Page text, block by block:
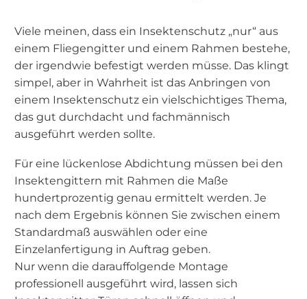
Viele meinen, dass ein Insektenschutz „nur“ aus
einem Fliegengitter und einem Rahmen bestehe,
der irgendwie befestigt werden müsse. Das klingt
simpel, aber in Wahrheit ist das Anbringen von
einem Insektenschutz ein vielschichtiges Thema,
das gut durchdacht und fachmännisch
ausgeführt werden sollte.
Für eine lückenlose Abdichtung müssen bei den
Insektengittern mit Rahmen die Maße
hundertprozentig genau ermittelt werden. Je
nach dem Ergebnis können Sie zwischen einem
Standardmaß auswählen oder eine
Einzelanfertigung in Auftrag geben.
Nur wenn die darauffolgende Montage
professionell ausgeführt wird, lassen sich